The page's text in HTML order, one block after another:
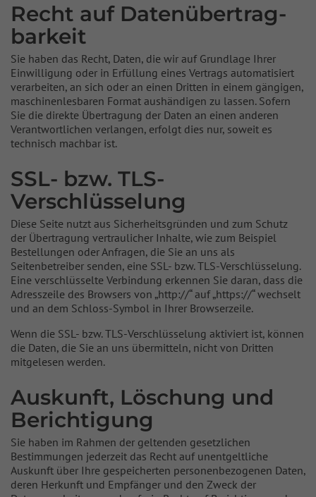
Recht auf Daten­übertrag­
barkeit
Sie haben das Recht, Daten, die wir auf Grundlage Ihrer
Einwilligung oder in Erfüllung eines Vertrags automatisiert
verarbeiten, an sich oder an einen Dritten in einem gängigen,
maschinenlesbaren Format aushändigen zu lassen. Sofern
Sie die direkte Übertragung der Daten an einen anderen
Verantwortlichen verlangen, erfolgt dies nur, soweit es
technisch machbar ist.
SSL- bzw. TLS-
Verschlüsselung
Diese Seite nutzt aus Sicherheitsgründen und zum Schutz
der Übertragung vertraulicher Inhalte, wie zum Beispiel
Bestellungen oder Anfragen, die Sie an uns als
Seitenbetreiber senden, eine SSL- bzw. TLS-Verschlüsselung.
Eine verschlüsselte Verbindung erkennen Sie daran, dass die
Adresszeile des Browsers von „http://“ auf „https://“ wechselt
und an dem Schloss-Symbol in Ihrer Browserzeile.
Wenn die SSL- bzw. TLS-Verschlüsselung aktiviert ist, können
die Daten, die Sie an uns übermitteln, nicht von Dritten
mitgelesen werden.
Auskunft, Löschung und
Berichtigung
Sie haben im Rahmen der geltenden gesetzlichen
Bestimmungen jederzeit das Recht auf unentgeltliche
Auskunft über Ihre gespeicherten personenbezogenen Daten,
deren Herkunft und Empfänger und den Zweck der